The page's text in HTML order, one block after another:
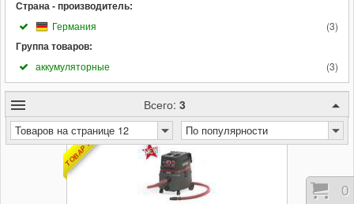
Страна - производитель:
(3)
Германия
Группа товаров:
(3)
аккумуляторные
Всего: 3
Товаров на странице 12 По популярности
ТОВАР НЕДЕЛИ
0